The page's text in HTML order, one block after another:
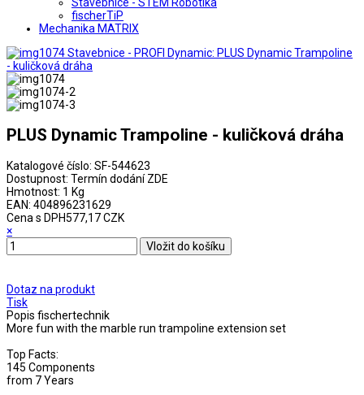
fischerTiP
Mechanika MATRIX
PLUS Dynamic Trampoline - kuličková dráha
Katalogové číslo: SF-544623
Dostupnost: Termín dodání ZDE
Hmotnost: 1 Kg
EAN: 404896231629
Cena s DPH577,17 CZK
×
Dotaz na produkt
Tisk
Popis fischertechnik
More fun with the marble run trampoline extension set
Top Facts:
145 Components
from 7 Years